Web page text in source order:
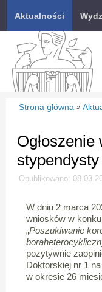
Aktualności
Strona główna »
Opublikowano:
W dniu 2 marca
wniosków w
„Poszukiwanie
pozytywnie
Doktorskiej nr 1
w okresie 26